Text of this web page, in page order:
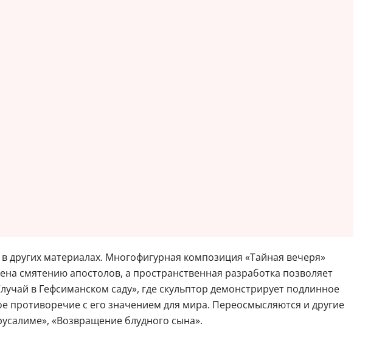
материалах. Многофигурная композиция «Тайная вечеря»
смятению апостолов, а пространственная разработка позволяет
в Гефсиманском саду», где скульптор демонстрирует подлинное
противоречие с его значением для мира. Переосмысляются и другие
«Возвращение блудного сына».